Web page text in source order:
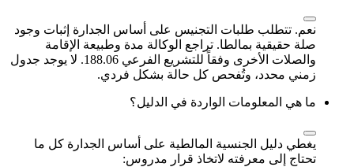
نعم. تتطلب طلبات التجنيس على أساس الجدارة إثبات وجود
صلة حقيقية بمالطا. تراجع الوكالة مدة وطبيعة الإقامة
والصلات الأخرى وفقاً للتشريع الفرعي 188.06. لا يوجد جدول
زمني محدد، وتُفحص كل حالة بشكل فردي.
ما هي المعلومات الواردة في الدليل؟
يغطي دليل الجنسية المالطية على أساس الجدارة كل ما
تحتاج إلى معرفته لاتخاذ قرار مدروس: